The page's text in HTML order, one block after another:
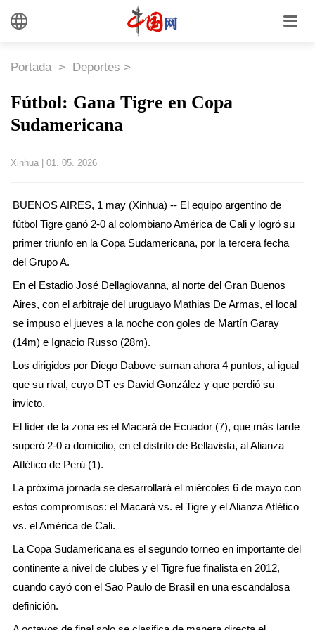
Portada > Deportes >
Fútbol: Gana Tigre en Copa
Sudamericana
Xinhua 01. 05. 2026
BUENOS AIRES, 1 may (Xinhua) -- El equipo argentino de
fútbol Tigre ganó 2-0 al colombiano América de Cali y logró su
primer triunfo en la Copa Sudamericana, por la tercera fecha
del Grupo A.
En el Estadio José Dellagiovanna, al norte del Gran Buenos
Aires, con el arbitraje del uruguayo Mathias De Armas, el local
se impuso el jueves a la noche con goles de Martín Garay
(14m) e Ignacio Russo (28m).
Los dirigidos por Diego Dabove suman ahora 4 puntos, al igual
que su rival, cuyo DT es David González y que perdió su
invicto.
El líder de la zona es el Macará de Ecuador (7), que más tarde
superó 2-0 a domicilio, en el distrito de Bellavista, al Alianza
Atlético de Perú (1).
La próxima jornada se desarrollará el miércoles 6 de mayo con
estos compromisos: el Macará vs. el Tigre y el Alianza Atlético
vs. el América de Cali.
La Copa Sudamericana es el segundo torneo en importante del
continente a nivel de clubes y el Tigre fue finalista en 2012,
cuando cayó con el Sao Paulo de Brasil en una escandalosa
definición.